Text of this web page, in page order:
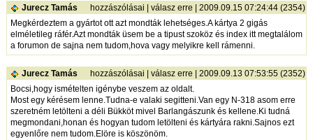
Jurecz Tamás hozzászólásai |válasz erre | 2009.09.15 07:24:44 (2354)
Megkérdeztem a gyártot ott azt mondták lehetséges.A kártya 2 gigás
elméletileg ráfér.Azt mondták üsem be a tipust szoköz és index itt megtalálom
a forumon de sajna nem tudom,hova vagy melyikre kell rámenni.
Jurecz Tamás hozzászólásai |válasz erre | 2009.09.13 07:53:55 (2352)
Bocsi,hogy ismételten igénybe veszem az oldalt.
Most egy kérésem lenne.Tudna-e valaki segitteni.Van egy N-318 asom erre
szeretném letölteni a déli Bükköt mivel Barlangászunk és kellene.Ki tudná
megmondani,honan és hogyan tudom letölteni és kártyára rakni.Sajnos ezt
egyenlőre nem tudom.Elöre is köszönöm.